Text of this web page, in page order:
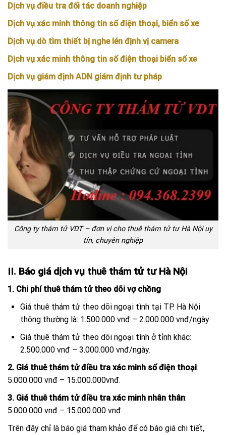
Dịch vụ điều tra đối tác doanh nghiệp
Dịch vụ xác minh thông tin số điện thoại, biển số xe
Dịch vụ dò tìm thiết bị nghe lén định vị camera
Dịch vụ xác minh thông tin số điện thoại biển số xe
Dịch vụ giám định ADN giám định tư pháp
Công ty thám tử VDT – đơn vị cho thuê thám tử tư Hà Nội uy
tín, chuyên nghiệp
II. Báo giá dịch vụ thuê thám tử tư Hà Nội
1. Chi phí thuê thám tử theo dõi vợ chồng
Giá thuê thám tử theo dõi ngoại tình tại TP. Hà Nội
thông thường là: 1.500.000 vnđ – 2.000.000 vnđ/ngày
Giá thuê thám tử theo dõi ngoại tình ở tỉnh khác:
2.500.000 vnđ – 3.000.000 vnđ/ngày.
2. Giá thuê thám tử điều tra xác minh số điện thoại:
5.000.000 vnđ – 15.000.000vnđ.
3. Giá thuê thám tử điều tra xác minh nhân thân:
5.000.000 vnđ – 15.000.000 vnđ.
Trên đây chỉ là báo giá tham khảo để có báo giá chi tiết,